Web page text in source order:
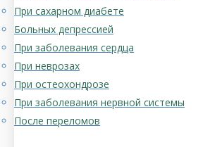
При сахарном диабете
Больных депрессией
При заболевания сердца
При неврозах
При остеохондрозе
При заболевания нервной системы
После переломов